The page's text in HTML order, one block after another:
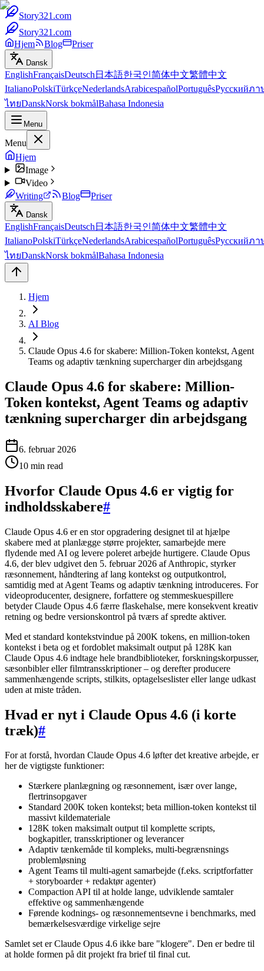
Story321.com
Story321.com
Hjem
Blog Priser
Dansk
EnglishFrançaisDeutsch 日本語한국인简体中文繁體中文
ItalianoPolskiTürkçeNederlandsArabicespañolPortuguêsРусскийภา
ไทยDanskNorsk bokmålBahasa Indonesia
Menu
Menu
Hjem
Image
Video
Writing
Blog Priser
Dansk
EnglishFrançaisDeutsch 日本語한국인简体中文繁體中文
ItalianoPolskiTürkçeNederlandsArabicespañolPortuguêsРусскийภา
ไทยDanskNorsk bokmålBahasa Indonesia
Hjem
AI Blog
Claude Opus 4.6 for skabere: Million-Token kontekst, Agent
Teams og adaptiv tænkning supercharger din arbejdsgang
Claude Opus 4.6 for skabere: Million-
Token kontekst, Agent Teams og adaptiv
tænkning supercharger din arbejdsgang
6. februar 2026
10 min read
Hvorfor Claude Opus 4.6 er vigtig for
indholdsskabere#
Claude Opus 4.6 er en stor opgradering designet til at hjælpe
skabere med at planlægge større projekter, samarbejde mere
flydende med AI og levere poleret arbejde hurtigere. Claude Opus
4.6, der blev udgivet den 5. februar 2026 af Anthropic, styrker
ræsonnement, håndtering af lang kontekst og outputkontrol,
samtidig med at Agent Teams og adaptiv tænkning introduceres. For
videoproducenter, designere, forfattere og stemmeskuespillere
betyder Claude Opus 4.6 færre flaskehalse, mere konsekvent kreativ
retning og bedre versionskontrol på tværs af spredte aktiver.
Med et standard kontekstvindue på 200K tokens, en million-token
kontekst i beta og et fordoblet maksimalt output på 128K kan
Claude Opus 4.6 indtage hele brandbiblioteker, forskningskorpusser,
sæsonbibler eller filmtransskriptioner – og derefter producere
sammenhængende scripts, stilkits, optagelseslister eller lange udkast
uden at miste tråden.
Hvad er nyt i Claude Opus 4.6 (i korte
træk)#
For at forstå, hvordan Claude Opus 4.6 løfter det kreative arbejde, er
her de vigtigste funktioner:
Stærkere planlægning og ræsonnement, især over lange,
flertrinsopgaver
Standard 200K token kontekst; beta million-token kontekst til
massivt kildemateriale
128K token maksimalt output til komplette scripts,
bogkapitler, transskriptioner og leverancer
Adaptiv tænkemåde til kompleks, multi-begrænsnings
problemløsning
Agent Teams til multi-agent samarbejde (f.eks. scriptforfatter
+ storyboarder + redaktør agenter)
Compaction API til at holde lange, udviklende samtaler
effektive og sammenhængende
Førende kodnings- og ræsonnementsevne i benchmarks, med
bemærkelsesværdige virkelige sejre
Samlet set er Claude Opus 4.6 ikke bare "klogere". Den er bedre til
at holde formen på dit projekt fra brief til final cut.